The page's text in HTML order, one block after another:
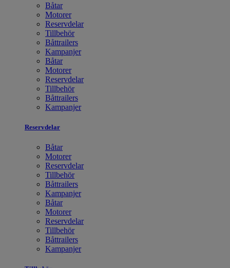
Båtar
Motorer
Reservdelar
Tillbehör
Båttrailers
Kampanjer
Båtar
Motorer
Reservdelar
Tillbehör
Båttrailers
Kampanjer
Reservdelar
Båtar
Motorer
Reservdelar
Tillbehör
Båttrailers
Kampanjer
Båtar
Motorer
Reservdelar
Tillbehör
Båttrailers
Kampanjer